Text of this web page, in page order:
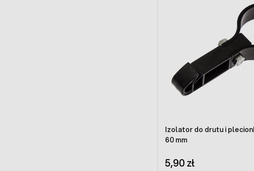
Izolator do drutu i
60 mm
5,90 zł